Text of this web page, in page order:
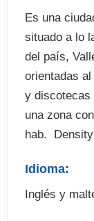
Excursiones
destino)
Fianza de
Es una
situado a lo
del país,
orientadas
y discotecas
una zona
hab. 
Idioma:
Inglés y